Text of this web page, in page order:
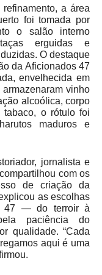
a área
foi tomada por
o salão interno
erguidas e
O destaque
da Aficionados 47
envelhecida em
vinho
alcoólica, corpo
tabaco, o rótulo foi
maduros e
jornalista e
com os
de criação da
as escolhas
47 — do terroir à
paciência do
qualidade. “Cada
aqui é uma